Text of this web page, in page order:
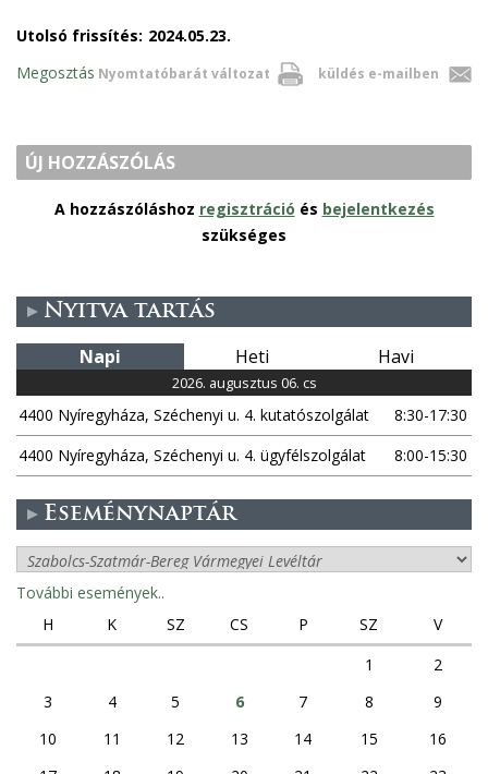
Utolsó frissítés: 2024.05.23.
Nyomtatóbarát változat küldés e-mailben
Megosztás
ÚJ HOZZÁSZÓLÁS
A hozzászóláshoz regisztráció és bejelentkezés
szükséges
Nyitva tartás
Napi Heti Havi
2026. augusztus 06. cs
4400 Nyíregyháza, Széchenyi u. 4. kutatószolgálat
8:30-17:30
4400 Nyíregyháza, Széchenyi u. 4. ügyfélszolgálat
8:00-15:30
Eseménynaptár
További események..
H
K SZ CS P SZ
V
1
2
3
4 5 6 7 8
9
10
11 12 13 14 15
16